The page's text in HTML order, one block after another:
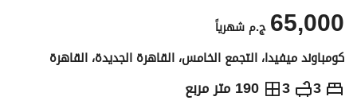
ج.م 65,000 شهرياً
كومباوند ميفيدا، التجمع الخامس، القاهرة الجديدة، القاهرة
3
3 190 متر مربع ج.م65,000شهرياً